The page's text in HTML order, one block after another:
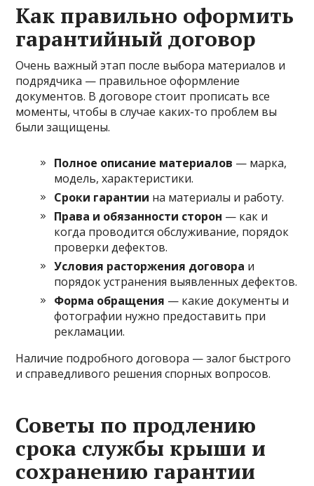
Как правильно оформить
гарантийный договор
Очень важный этап после выбора материалов и
подрядчика — правильное оформление
документов. В договоре стоит прописать все
моменты, чтобы в случае каких-то проблем вы
были защищены.
Полное описание материалов — марка,
модель, характеристики.
Сроки гарантии на материалы и работу.
Права и обязанности сторон — как и
когда проводится обслуживание, порядок
проверки дефектов.
Условия расторжения договора и
порядок устранения выявленных дефектов.
Форма обращения — какие документы и
фотографии нужно предоставить при
рекламации.
Наличие подробного договора — залог быстрого
и справедливого решения спорных вопросов.
Советы по продлению
срока службы крыши и
сохранению гарантии